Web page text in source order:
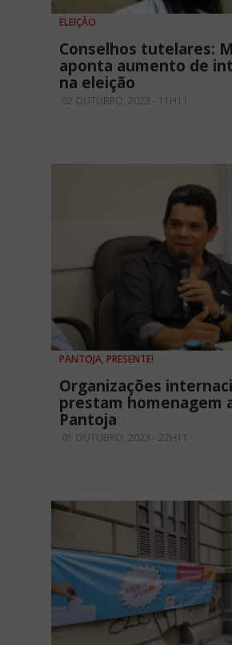
ELEIÇÃO
Conselhos tutelares:
aponta aumento de
na eleição
02 OUTUBRO, 2023 - 11H11
PANTOJA, PRESENTE!
Organizações
prestam homenagem
Pantoja
01 OUTUBRO, 2023 - 22H11